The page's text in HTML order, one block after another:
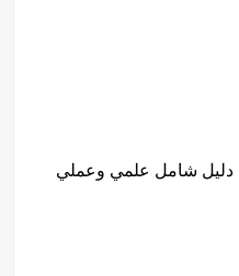
دليل شامل علمي وعملي